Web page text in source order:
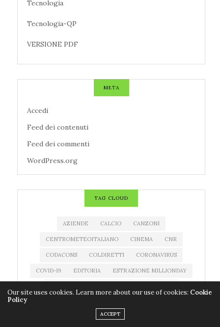
Tecnologia
Tecnologia-QP
VERSIONE PDF
META
Accedi
Feed dei contenuti
Feed dei commenti
WordPress.org
TAG CLOUD
AZIENDE CALCIO CANZONI
CENTROMETEOITALIANO CINEMA CNR
CODACONS COLDIRETTI CORONAVIRUS
COVID-19 EDITORIA ESTRAZIONE MILLIONDAY
METEO
Our site uses cookies. Learn more about our use of cookies: Cookie
Policy
ACCEPT